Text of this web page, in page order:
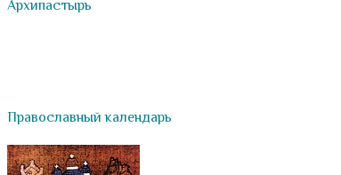
Архипастырь
Православный календарь